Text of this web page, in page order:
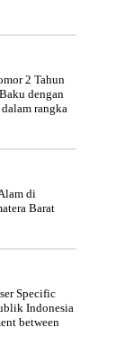
2 Tahun
dengan
rangka
di
Barat
Specific
Indonesia
between